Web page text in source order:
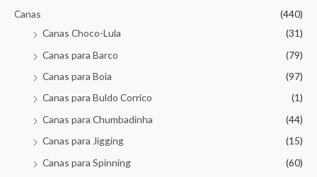
Canas
(440)
Canas Choco-Lula
(31)
Canas para Barco
(79)
Canas para Boia
(97)
Canas para Buldo Corrico
(1)
Canas para Chumbadinha
(44)
Canas para Jigging
(15)
Canas para Spinning
(60)